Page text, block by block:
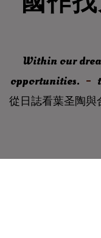
Within our
opportunities.
從日誌看葉圣陶